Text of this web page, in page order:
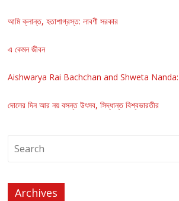
আমি ক্লান্ত, হতাশাগ্রস্ত: লাবণী সরকার
এ কেমন জীবন
Aishwarya Rai Bachchan and Shweta Nanda:
দোলের দিন আর নয় বসন্ত উৎসব, সিদ্ধান্ত বিশ্বভারতীর
Archives